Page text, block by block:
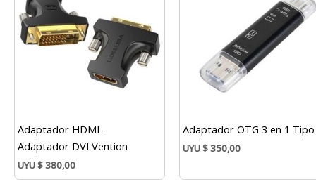
Adaptador HDMI –
Adaptador DVI Vention
UYU$380,00
Adaptador OTG 3 en 1 Tipo
UYU$350,00